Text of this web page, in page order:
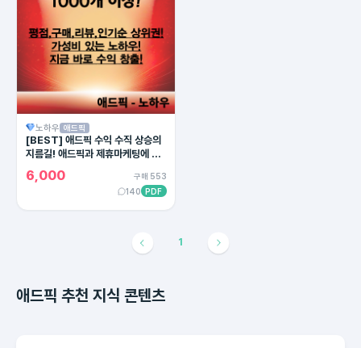
노하우 애드픽
[BEST] 애드픽 수익 수직 상승의
지름길! 애드픽과 제휴마케팅에 유
용한 카피라이팅의 모든 방법!
6,000
구매 553
140 PDF
1
애드픽 추천 지식 콘텐츠